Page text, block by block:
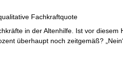
Fachkraftquote
in der Altenhilfe. Ist vor
überhaupt noch zeitgemäß?